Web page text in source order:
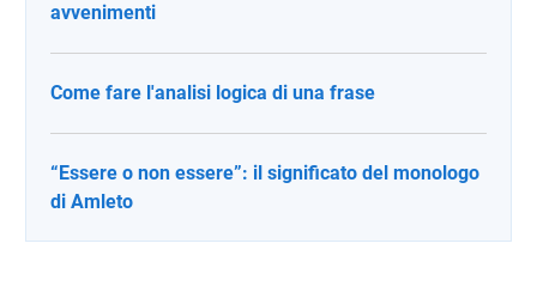
avvenimenti
Come fare l'analisi logica di una frase
“Essere o non essere”: il significato del monologo
di Amleto